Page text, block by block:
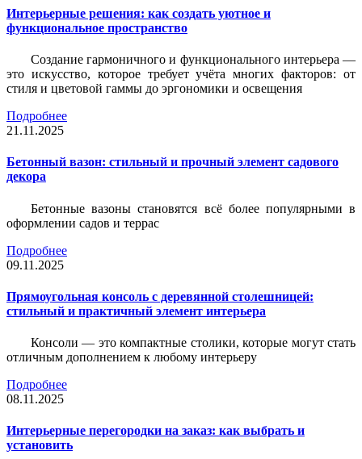
Интерьерные решения: как создать уютное и
функциональное пространство
Создание гармоничного и функционального интерьера —
это искусство, которое требует учёта многих факторов: от
стиля и цветовой гаммы до эргономики и освещения
Подробнее
21.11.2025
Бетонный вазон: стильный и прочный элемент садового
декора
Бетонные вазоны становятся всё более популярными в
оформлении садов и террас
Подробнее
09.11.2025
Прямоугольная консоль с деревянной столешницей:
стильный и практичный элемент интерьера
Консоли — это компактные столики, которые могут стать
отличным дополнением к любому интерьеру
Подробнее
08.11.2025
Интерьерные перегородки на заказ: как выбрать и
установить